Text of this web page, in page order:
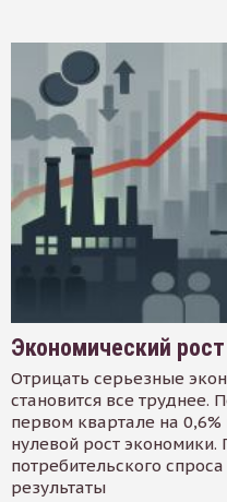
Экономический
Отрицать серьезные
становится все
первом квартале на
нулевой рост
потребительского
результаты